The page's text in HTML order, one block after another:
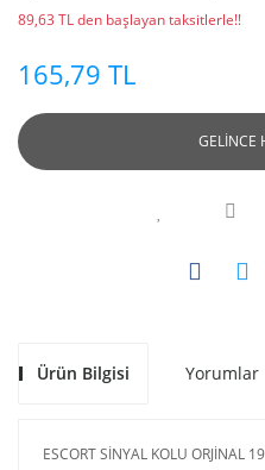
89,63 TL den başlayan taksitlerle!!
165,79 TL
GELİNCE
Ürün Bilgisi Yorumlar
ESCORT SİNYAL KOLU ORJİNAL